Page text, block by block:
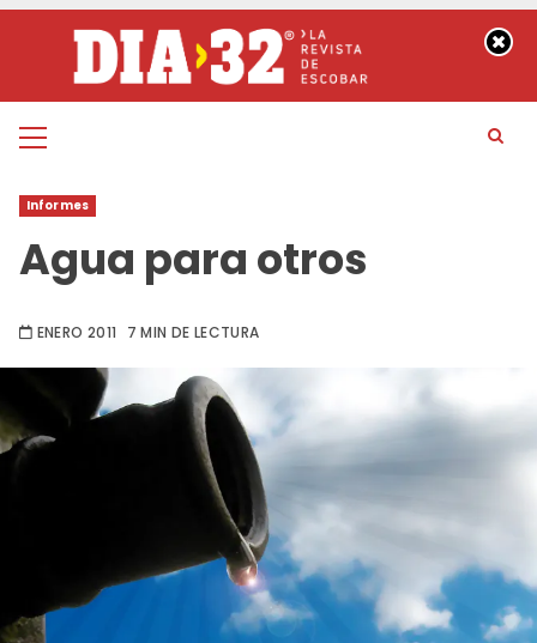
contenido
Menú
Informes
Agua para otros
ENERO 2011 7 MIN DE LECTURA